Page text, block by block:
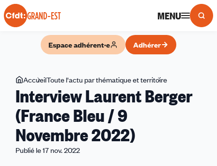
Panneau de gestion des cookies
GRAND-EST MENU
Espace adhérent·e Adhérer
Vous
êtes
ici
AccueilToute l'actu par thématique et territoire
Laurent
Interview Laurent Berger
(France Bleu / 9
Novembre 2022)
Publié le 17 nov. 2022